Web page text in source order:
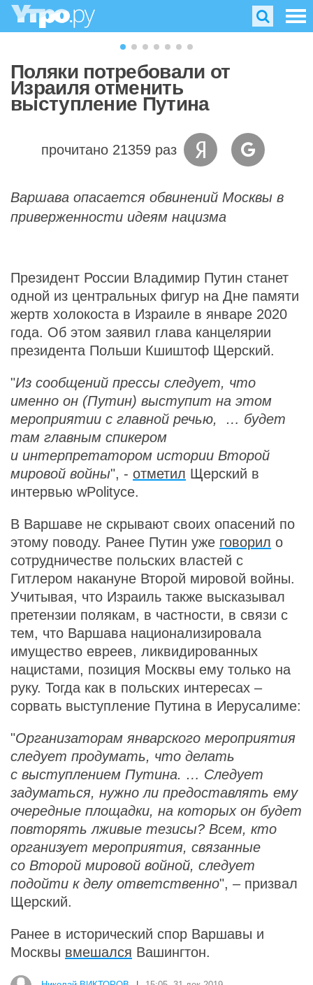
Поляки потребовали от
Израиля отменить
выступление Путина
прочитано 21359 раз
Варшава опасается обвинений Москвы в
приверженности идеям нацизма
Президент России Владимир Путин станет
одной из центральных фигур на Дне памяти
жертв холокоста в Израиле в январе 2020
года. Об этом заявил глава канцелярии
президента Польши Кшиштоф Щерский.
"Из сообщений прессы следует, что
именно он (Путин) выступит на этом
мероприятии с главной речью, … будет
там главным спикером
и интерпретатором истории Второй
мировой войны", - отметил Щерский в
интервью wPolityce.
В Варшаве не скрывают своих опасений по
этому поводу. Ранее Путин уже говорил о
сотрудничестве польских властей с
Гитлером накануне Второй мировой войны.
Учитывая, что Израиль также высказывал
претензии полякам, в частности, в связи с
тем, что Варшава национализировала
имущество евреев, ликвидированных
нацистами, позиция Москвы ему только на
руку. Тогда как в польских интересах –
сорвать выступление Путина в Иерусалиме:
"Организаторам январского мероприятия
следует продумать, что делать
с выступлением Путина. … Следует
задуматься, нужно ли предоставлять ему
очередные площадки, на которых он будет
повторять лживые тезисы? Всем, кто
организует мероприятия, связанные
со Второй мировой войной, следует
подойти к делу ответственно", – призвал
Щерский.
Ранее в исторический спор Варшавы и
Москвы вмешался Вашингтон.